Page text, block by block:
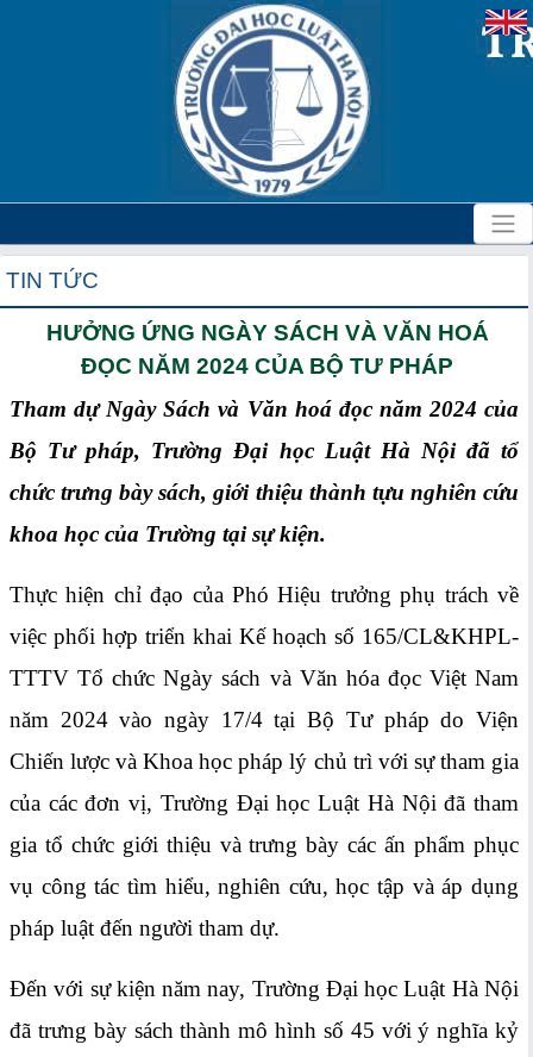
TIN TỨC
HƯỞNG ỨNG NGÀY SÁCH VÀ VĂN HOÁ
ĐỌC NĂM 2024 CỦA BỘ TƯ PHÁP
Tham dự Ngày Sách và Văn hoá đọc năm 2024 của
Bộ Tư pháp, Trường Đại học Luật Hà Nội đã tổ
chức trưng bày sách, giới thiệu thành tựu nghiên cứu
khoa học của Trường tại sự kiện.
Thực hiện chỉ đạo của Phó Hiệu trưởng phụ trách về
việc phối hợp triển khai Kế hoạch số 165/CL&KHPL-
TTTV Tổ chức Ngày sách và Văn hóa đọc Việt Nam
năm 2024 vào ngày 17/4 tại Bộ Tư pháp do Viện
Chiến lược và Khoa học pháp lý chủ trì với sự tham gia
của các đơn vị, Trường Đại học Luật Hà Nội đã tham
gia tổ chức giới thiệu và trưng bày các ấn phẩm phục
vụ công tác tìm hiểu, nghiên cứu, học tập và áp dụng
pháp luật đến người tham dự.
Đến với sự kiện năm nay, Trường Đại học Luật Hà Nội
đã trưng bày sách thành mô hình số 45 với ý nghĩa kỷ